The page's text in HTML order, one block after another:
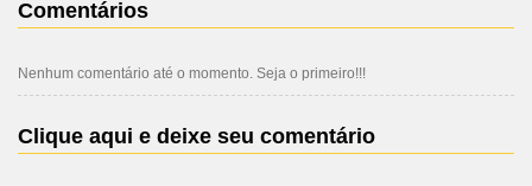
Comentários
Nenhum comentário até o momento. Seja o primeiro!!!
Clique aqui e deixe seu comentário